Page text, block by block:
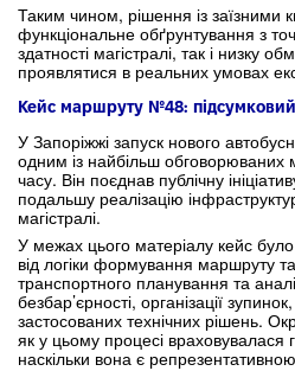
Таким чином, рішення із заїзними
функціональне обґрунтування з
здатності магістралі, так і низку
проявлятися в реальних умовах
Кейс маршруту №48: підсумковий
У Запоріжжі запуск нового
одним із найбільш обговорюваних
часу. Він поєднав публічну
подальшу реалізацію
магістралі.
У межах цього матеріалу кейс
від логіки формування маршруту
транспортного планування та
безбар’єрності, організації
застосованих технічних рішень.
як у цьому процесі враховувалася
наскільки вона є